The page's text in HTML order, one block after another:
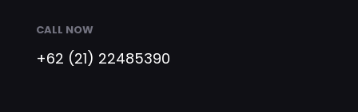
CALL NOW
+62 (21) 22485390